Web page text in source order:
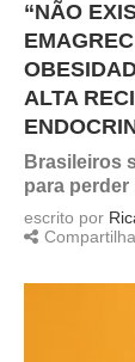
“NÃO
ALTA
Brasileiros
para perder
escrito por